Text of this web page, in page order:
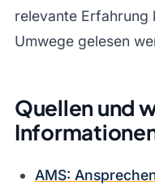
relevante Erfahrung
Umwege gelesen
Quellen und
AMS: